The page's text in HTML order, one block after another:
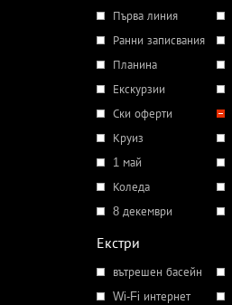
Първа линия
Ранни записвания
Планина
Екскурзии
Ски оферти
Круиз
1 май
Коледа
8 декември
Екстри
вътрешен басейн
Wi-Fi интернет